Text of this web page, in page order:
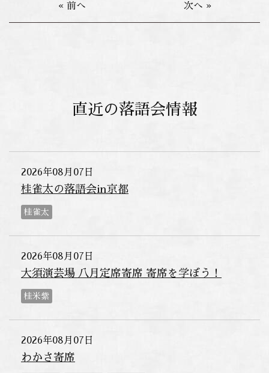
« 前へ 次へ »
直近の落語会情報
2026年08月07日
桂雀太の落語会in京都
桂雀太
2026年08月07日
大須演芸場 八月定席寄席 寄席を学ぼう！
桂米紫
2026年08月07日
わかさ寄席